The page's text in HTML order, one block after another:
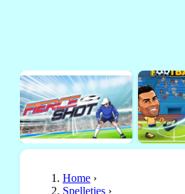
Home ›
Spelletjes ›